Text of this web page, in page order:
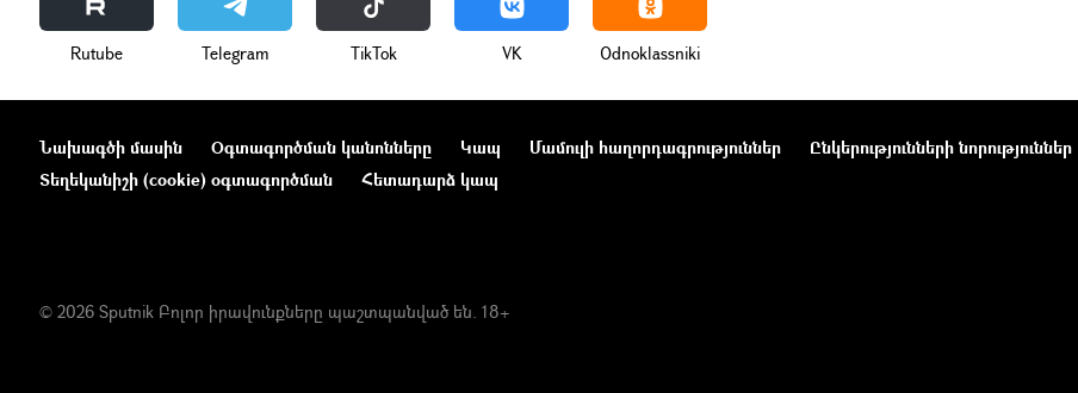
Rutube Telegram ТikТоk VK Odnoklassniki
Նախագծի մասին Օգտագործման կանոնները Կապ Մամուլի հաղորդագրություններ Ընկերությունների նորություններ
Տեղեկանիշի (cookie) օգտագործման
Հետադարձ կապ
© 2026 Sputnik Բոլոր իրավունքները պաշտպանված են. 18+